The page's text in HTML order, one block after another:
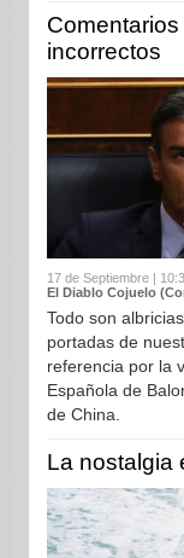
incorrectos
17 de Septiembre |
El Diablo Cojuelo
Todo son
portadas de
referencia por la
Española de
de China.
La nostalgia